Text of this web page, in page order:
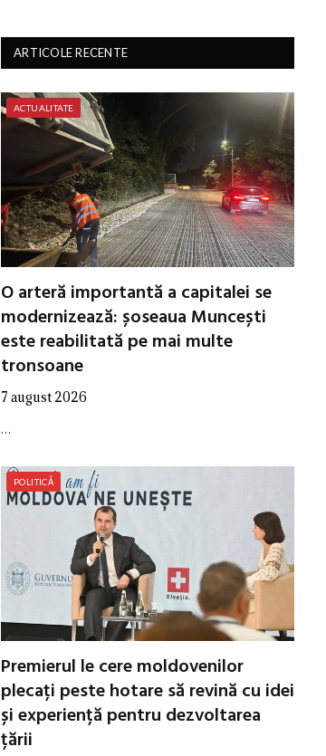
ARTICOLE RECENTE
ACTUALITATE
O arteră importantă a capitalei se
modernizează: șoseaua Muncești
este reabilitată pe mai multe
tronsoane
7 august 2026
…
POLITICĂ
Premierul le cere moldovenilor
plecați peste hotare să revină cu idei
și experiență pentru dezvoltarea
țării